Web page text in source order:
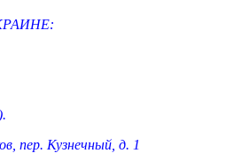
пер. Кузнечный, д. 1